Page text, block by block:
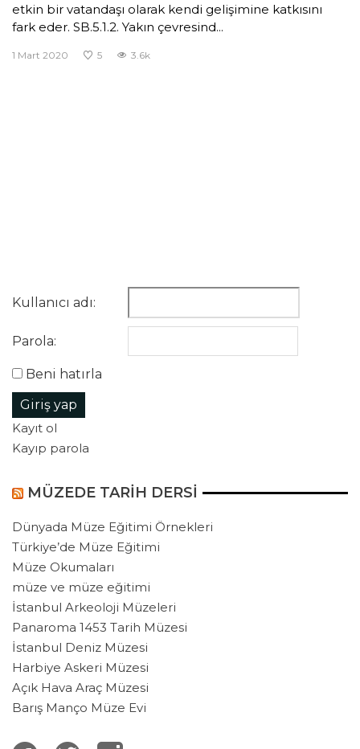
etkin bir vatandaşı olarak kendi gelişimine katkısını
fark eder. SB.5.1.2. Yakın çevresind...
1 Mart 2020 5 3.6k
Kullanıcı adı:
Parola:
Beni hatırla
Giriş yap
Kayıt ol
Kayıp parola
MÜZEDE TARIH DERSI
Dünyada Müze Eğitimi Örnekleri
Türkiye’de Müze Eğitimi
Müze Okumaları
müze ve müze eğitimi
İstanbul Arkeoloji Müzeleri
Panaroma 1453 Tarih Müzesi
İstanbul Deniz Müzesi
Harbiye Askeri Müzesi
Açık Hava Araç Müzesi
Barış Manço Müze Evi